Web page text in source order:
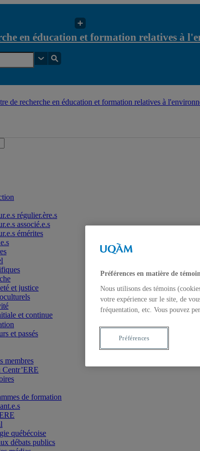
en éducation et formation relatives à
de recherche en éducation et formation relatives à
régulier.ère.s
associé.e.s
émérites
et justice
et continue
et passés
membres
Centr’ERE
de formation
québécoise
débats publics
Préférences en matière de
Nous utilisons des témoins
votre expérience sur le site, de
fréquentation, etc. Vous pouvez
Préférences